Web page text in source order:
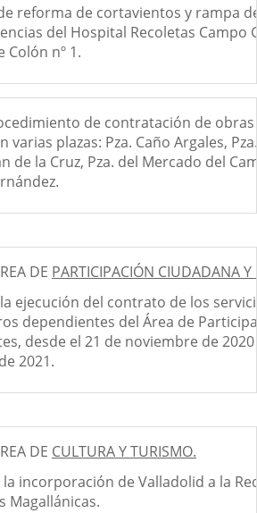
reforma de cortavientos y rampa
del Hospital Recoletas Campo
Colón nº 1.
de contratación de obras
varias plazas: Pza. Caño Argales,
de la Cruz, Pza. del Mercado del
DE PARTICIPACIÓN CIUDADANA Y
ejecución del contrato de los
dependientes del Área de
desde el 21 de noviembre de
2021.
DE CULTURA Y TURISMO.
incorporación de Valladolid a la
Magallánicas.